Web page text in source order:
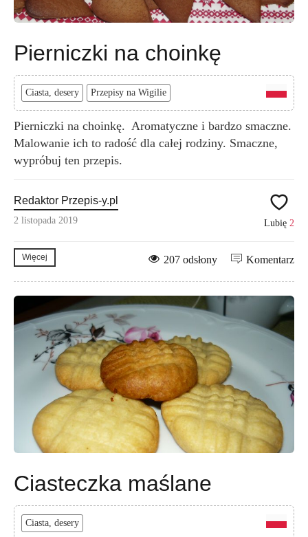
Pierniczki na choinkę
Ciasta, desery Przepisy na Wigilie
Pierniczki na choinkę. Aromatyczne i bardzo smaczne.
Malowanie ich to radość dla całej rodziny. Smaczne,
wypróbuj ten przepis.
Redaktor Przepis-y.pl
2 listopada 2019 Lubię 2
Więcej Komentarz
207 odsłony
Ciasteczka maślane
Ciasta, desery